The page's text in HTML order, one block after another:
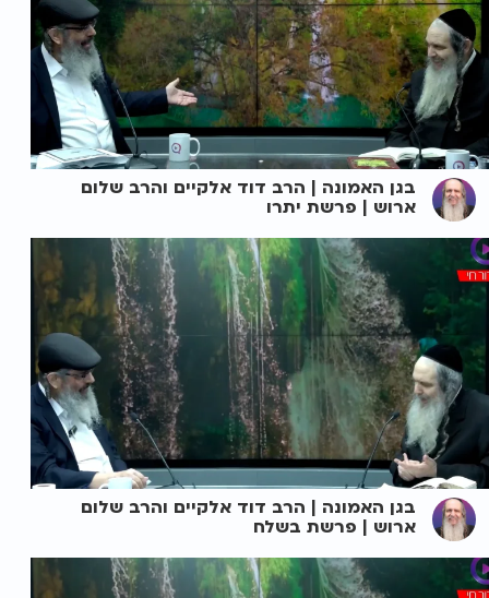
בגן האמונה | הרב דוד אלקיים והרב שלום
ארוש | פרשת יתרו
בגן האמונה | הרב דוד אלקיים והרב שלום
ארוש | פרשת בשלח